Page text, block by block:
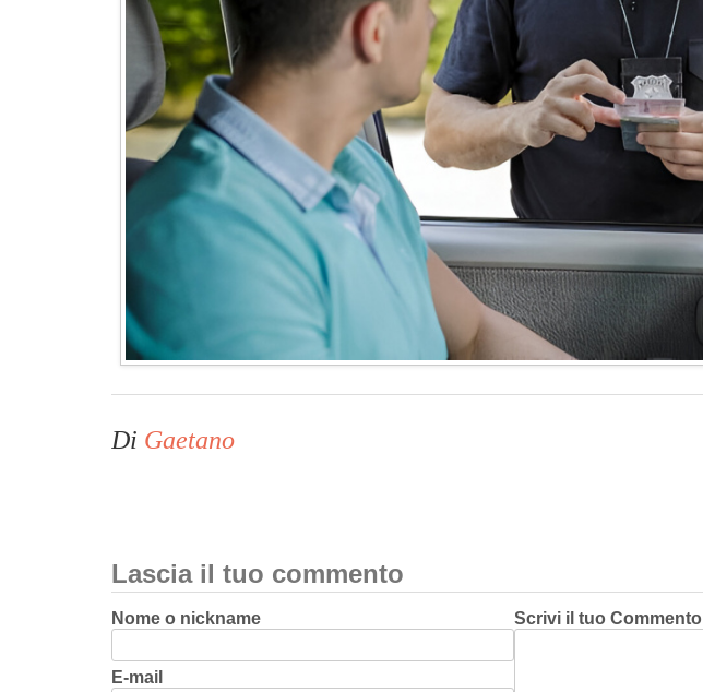
Di Gaetano
Lascia il tuo commento
Nome o nickname
E-mail
Scrivi il tuo Commento